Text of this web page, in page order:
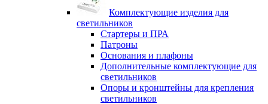
Комплектующие изделия для
светильников
Стартеры и ПРА
Патроны
Основания и плафоны
Дополнительные комплектующие для
светильников
Опоры и кронштейны для крепления
светильников